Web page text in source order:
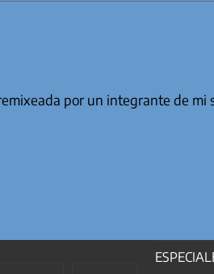
por un integrante de mi